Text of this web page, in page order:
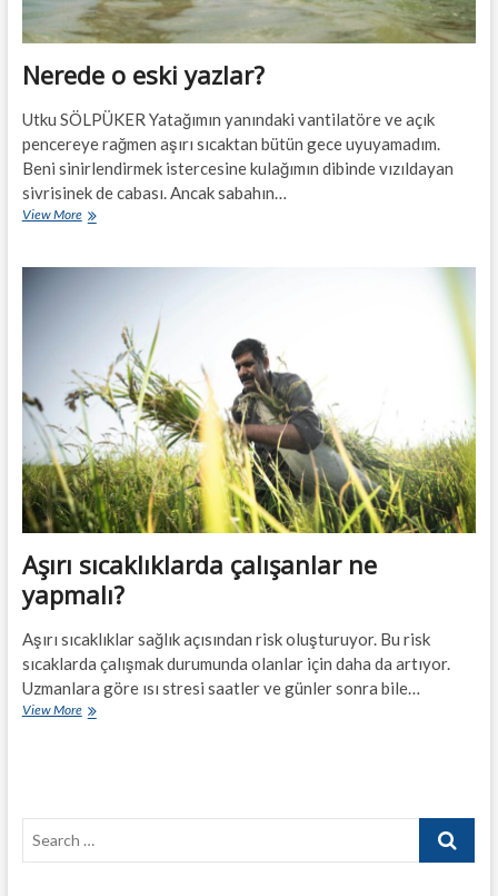
Nerede o eski yazlar?
Utku SÖLPÜKER Yatağımın yanındaki vantilatöre ve açık
pencereye rağmen aşırı sıcaktan bütün gece uyuyamadım.
Beni sinirlendirmek istercesine kulağımın dibinde vızıldayan
sivrisinek de cabası. Ancak sabahın…
View MoreNerede
yazlar?
Aşırı sıcaklıklarda çalışanlar ne
yapmalı?
Aşırı sıcaklıklar sağlık açısından risk oluşturuyor. Bu risk
sıcaklarda çalışmak durumunda olanlar için daha da artıyor.
Uzmanlara göre ısı stresi saatler ve günler sonra bile…
View MoreAşırı
Search